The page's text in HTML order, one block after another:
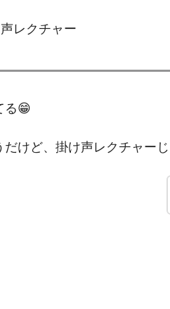
レクチャー
る😁
だけど、掛け声レクチャー